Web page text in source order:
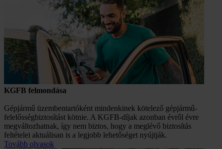
KGFB felmondása
Gépjármű üzembentartóként mindenkinek kötelező gépjármű-
felelősségbiztosítást kötnie. A KGFB-díjak azonban évről évre
megváltozhatnak, így nem biztos, hogy a meglévő biztosítás
feltételei aktuálisan is a legjobb lehetőséget nyújtják.
Tovább olvasok